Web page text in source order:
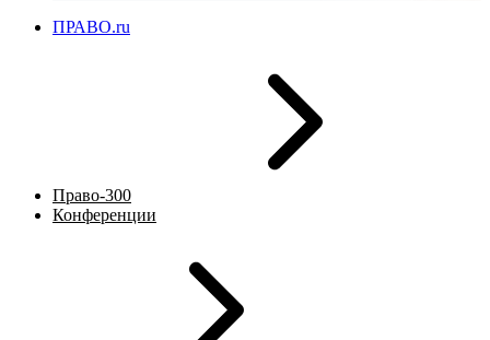
ПРАВО.ru
Право-300
Конференции